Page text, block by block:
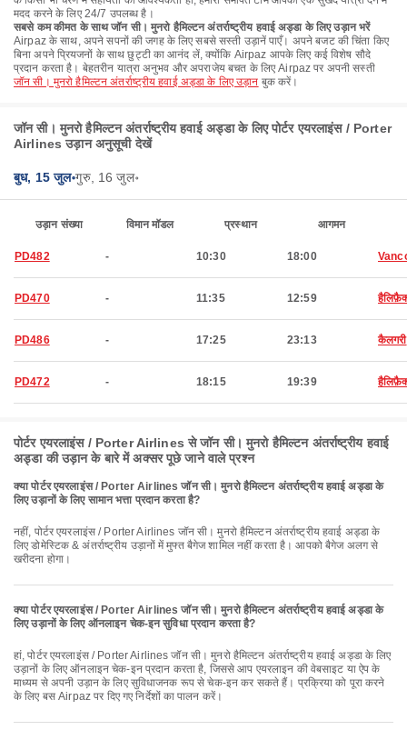
मदद करने के लिए 24/7 उपलब्ध है।
सबसे कम कीमत के साथ जॉन सी। मुनरो हैमिल्टन अंतर्राष्ट्रीय हवाई अड्डा के लिए उड़ान भरें
Airpaz के साथ, अपने सपनों की जगह के लिए सबसे सस्ती उड़ानें पाएँ। अपने बजट की चिंता किए
बिना अपने प्रियजनों के साथ छुट्टी का आनंद लें, क्योंकि Airpaz आपके लिए कई विशेष सौदे
प्रदान करता है। बेहतरीन यात्रा अनुभव और अपराजेय बचत के लिए Airpaz पर अपनी सस्ती
जॉन सी। मुनरो हैमिल्टन अंतर्राष्ट्रीय हवाई अड्डा के लिए उड़ान बुक करें।
जॉन सी। मुनरो हैमिल्टन अंतर्राष्ट्रीय हवाई अड्डा के लिए पोर्टर एयरलाइंस / Porter
Airlines उड़ान अनुसूची देखें
बुध, 15 जुल॰गुरु, 16 जुल॰
उड़ान संख्या विमान मॉडल प्रस्थान आगमन
PD482 - 10:30 18:00
PD470 - 11:35 12:59
PD486 - 17:25 23:13 कैलगरी
PD472 - 18:15 19:39
पोर्टर एयरलाइंस / Porter Airlines से जॉन सी। मुनरो हैमिल्टन अंतर्राष्ट्रीय हवाई
अड्डा की उड़ान के बारे में अक्सर पूछे जाने वाले प्रश्न
क्या पोर्टर एयरलाइंस / Porter Airlines जॉन सी। मुनरो हैमिल्टन अंतर्राष्ट्रीय हवाई अड्डा के
लिए उड़ानों के लिए सामान भत्ता प्रदान करता है?
नहीं, पोर्टर एयरलाइंस / Porter Airlines जॉन सी। मुनरो हैमिल्टन अंतर्राष्ट्रीय हवाई अड्डा के
लिए डोमेस्टिक & अंतर्राष्ट्रीय उड़ानों में मुफ्त बैगेज शामिल नहीं करता है। आपको बैगेज अलग से
खरीदना होगा।
क्या पोर्टर एयरलाइंस / Porter Airlines जॉन सी। मुनरो हैमिल्टन अंतर्राष्ट्रीय हवाई अड्डा के
लिए उड़ानों के लिए ऑनलाइन चेक-इन सुविधा प्रदान करता है?
हां, पोर्टर एयरलाइंस / Porter Airlines जॉन सी। मुनरो हैमिल्टन अंतर्राष्ट्रीय हवाई अड्डा के लिए
उड़ानों के लिए ऑनलाइन चेक-इन प्रदान करता है, जिससे आप एयरलाइन की वेबसाइट या ऐप के
माध्यम से अपनी उड़ान के लिए सुविधाजनक रूप से चेक-इन कर सकते हैं। प्रक्रिया को पूरा करने
के लिए बस Airpaz पर दिए गए निर्देशों का पालन करें।